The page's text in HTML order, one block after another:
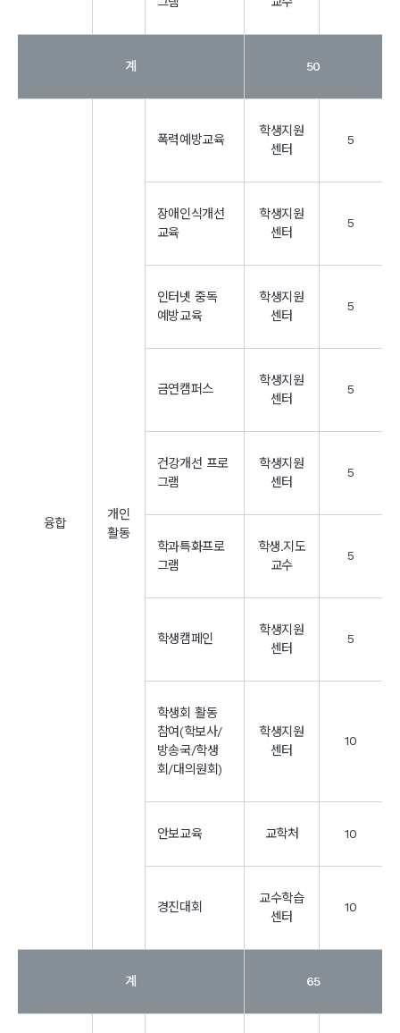
계 50
융합
개인
활동
폭력예방교육
학생지원
센터
5
장애인식개선
교육
학생지원
센터
5
인터넷 중독
예방교육
학생지원
센터
5
금연캠퍼스
학생지원
센터
5
건강개선 프로
그램
학생지원
센터
5
학과특화프로
그램
학생.지도
교수
5
학생캠페인
학생지원
센터
5
학생회 활동
참여(학보사/
방송국/학생
회/대의원회)
학생지원
센터
10
안보교육 교학처 10
경진대회
교수학습
센터
10
계 65